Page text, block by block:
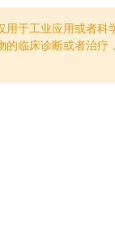
用于工业应用或者科
的临床诊断或者治疗